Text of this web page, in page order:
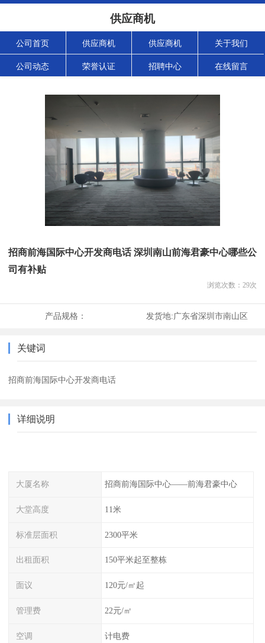
供应商机
公司首页 供应商机 供应商机 关于我们
公司动态 荣誉认证 招聘中心 在线留言
招商前海国际中心开发商电话 深圳南山前海君豪中心哪些公
司有补贴
浏览次数： 29次
产品规格： 发货地:广东省深圳市南山区
关键词
招商前海国际中心开发商电话
详细说明
大厦名称 招商前海国际中心——前海君豪中心
大堂高度 11米
标准层面积 2300平米
出租面积 150平米起至整栋
面议 120元/㎡起
管理费 22元/㎡
空调 计电费